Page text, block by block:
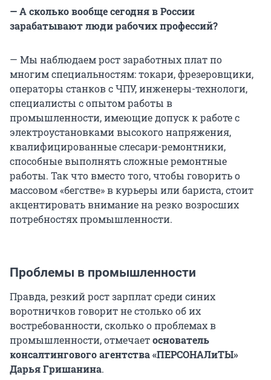
— А сколько вообще сегодня в России
зарабатывают люди рабочих профессий?
— Мы наблюдаем рост заработных плат по
многим специальностям: токари, фрезеровщики,
операторы станков с ЧПУ, инженеры-технологи,
специалисты с опытом работы в
промышленности, имеющие допуск к работе с
электроустановками высокого напряжения,
квалифицированные слесари-ремонтники,
способные выполнять сложные ремонтные
работы. Так что вместо того, чтобы говорить о
массовом «бегстве» в курьеры или бариста, стоит
акцентировать внимание на резко возросших
потребностях промышленности.
Проблемы в промышленности
Правда, резкий рост зарплат среди синих
воротничков говорит не столько об их
востребованности, сколько о проблемах в
промышленности, отмечаетоснователь
консалтингового агентства «ПЕРСОНАЛиТЫ»
Дарья Гришанина.